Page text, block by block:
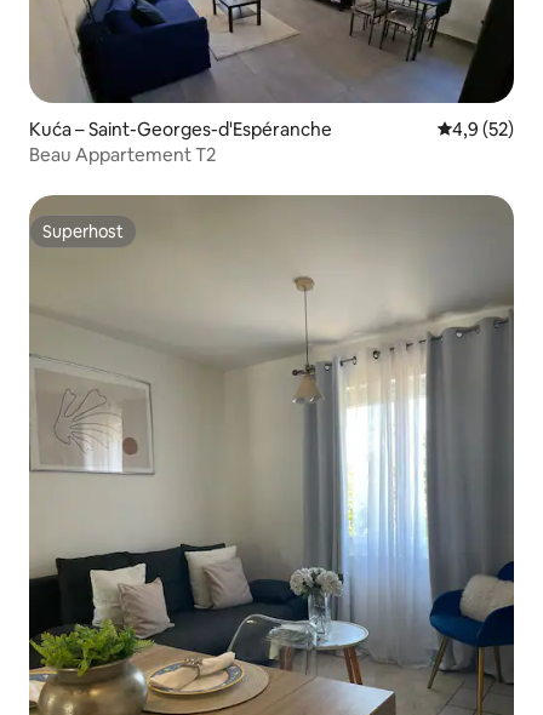
Kuća – Saint-Georges-d'Espéranche Prosječna
4,9 (52)
Beau Appartement T2
Superhost
Superhost